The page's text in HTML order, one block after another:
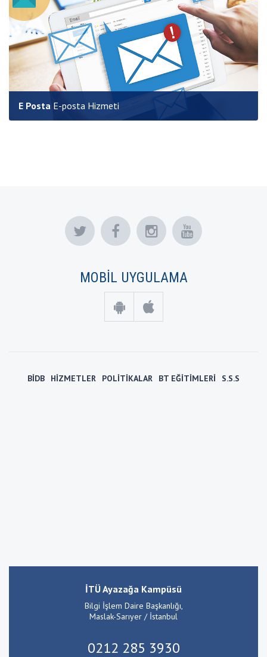
E Posta E-posta Hizmeti
MOBİL UYGULAMA
BİDB HİZMETLER POLİTİKALAR BT EĞİTİMLERİ S.S.S
İTÜ Ayazağa Kampüsü
Bilgi İşlem Daire Başkanlığı,
Maslak-Sarıyer / İstanbul
0212 285 3930